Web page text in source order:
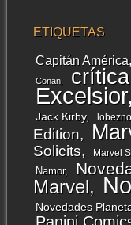
ETIQUETAS
Capitán América
Conan crítica
Excelsior
Jack Kirby lobezno
Edition
Solicits
Marvel
Namor
Marvel
Novedades
Panini